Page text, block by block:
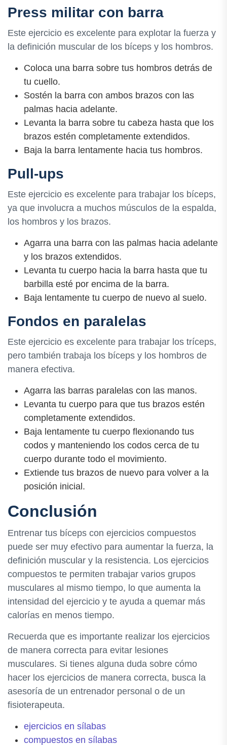
Press militar con barra
Este ejercicio es excelente para explotar la fuerza y
la definición muscular de los bíceps y los hombros.
Coloca una barra sobre tus hombros detrás de
tu cuello.
Sostén la barra con ambos brazos con las
palmas hacia adelante.
Levanta la barra sobre tu cabeza hasta que los
brazos estén completamente extendidos.
Baja la barra lentamente hacia tus hombros.
Pull-ups
Este ejercicio es excelente para trabajar los bíceps,
ya que involucra a muchos músculos de la espalda,
los hombros y los brazos.
Agarra una barra con las palmas hacia adelante
y los brazos extendidos.
Levanta tu cuerpo hacia la barra hasta que tu
barbilla esté por encima de la barra.
Baja lentamente tu cuerpo de nuevo al suelo.
Fondos en paralelas
Este ejercicio es excelente para trabajar los tríceps,
pero también trabaja los bíceps y los hombros de
manera efectiva.
Agarra las barras paralelas con las manos.
Levanta tu cuerpo para que tus brazos estén
completamente extendidos.
Baja lentamente tu cuerpo flexionando tus
codos y manteniendo los codos cerca de tu
cuerpo durante todo el movimiento.
Extiende tus brazos de nuevo para volver a la
posición inicial.
Conclusión
Entrenar tus bíceps con ejercicios compuestos
puede ser muy efectivo para aumentar la fuerza, la
definición muscular y la resistencia. Los ejercicios
compuestos te permiten trabajar varios grupos
musculares al mismo tiempo, lo que aumenta la
intensidad del ejercicio y te ayuda a quemar más
calorías en menos tiempo.
Recuerda que es importante realizar los ejercicios
de manera correcta para evitar lesiones
musculares. Si tienes alguna duda sobre cómo
hacer los ejercicios de manera correcta, busca la
asesoría de un entrenador personal o de un
fisioterapeuta.
ejercicios en sílabas
compuestos en sílabas